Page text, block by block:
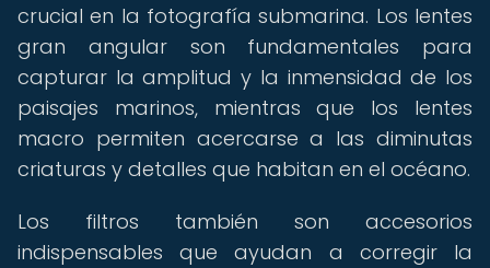
crucial en la fotografía submarina. Los lentes
gran angular son fundamentales para
capturar la amplitud y la inmensidad de los
paisajes marinos, mientras que los lentes
macro permiten acercarse a las diminutas
criaturas y detalles que habitan en el océano.
Los filtros también son accesorios
indispensables que ayudan a corregir la